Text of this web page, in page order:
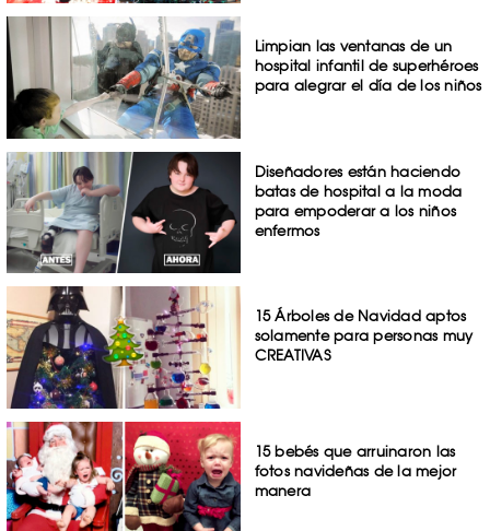
Limpian las ventanas de un
hospital infantil de superhéroes
para alegrar el día de los niños
Diseñadores están haciendo
batas de hospital a la moda
para empoderar a los niños
enfermos
15 Árboles de Navidad aptos
solamente para personas muy
CREATIVAS
15 bebés que arruinaron las
fotos navideñas de la mejor
manera